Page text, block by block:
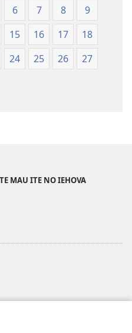
ao
apî
Bibilia,
Huriraa
ao
6 7 8
9
15 16 17
18
24 25 26
27
MAU ITE NO IEHOVA